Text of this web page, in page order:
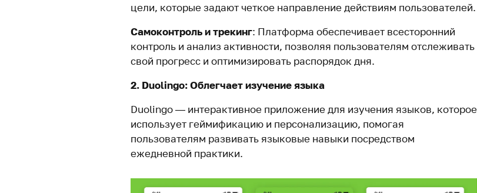
цели, которые задают четкое направление действиям пользователей.
Самоконтроль и трекинг: Платформа обеспечивает всесторонний
контроль и анализ активности, позволяя пользователям отслеживать
свой прогресс и оптимизировать распорядок дня.
2. Duolingo: Облегчает изучение языка
Duolingo — интерактивное приложение для изучения языков, которое
использует геймификацию и персонализацию, помогая
пользователям развивать языковые навыки посредством
ежедневной практики.